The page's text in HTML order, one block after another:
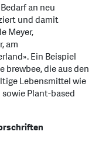
an neu
und damit
Meyer,
am
Ein Beispiel
brewbee, die aus den
Lebensmittel wie
sowie Plant-based